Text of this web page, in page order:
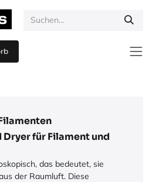
Dryer für Filament und
das bedeutet, sie
der Raumluft. Diese